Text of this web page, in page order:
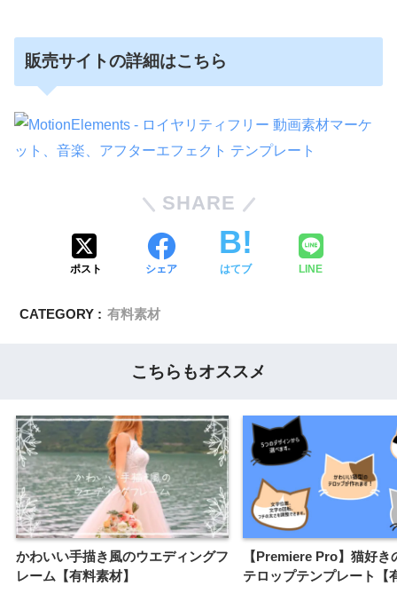
販売サイトの詳細はこちら
SHARE
ポスト シェア はてブ LINE
CATEGORY : 有料素材
こちらもオススメ
かわいい手描き風のウエディングフ
レーム【有料素材】
【Premiere Pro】猫好き
テロップテンプレート【